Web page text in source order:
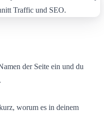
der Seite ein und du
worum es in deinem